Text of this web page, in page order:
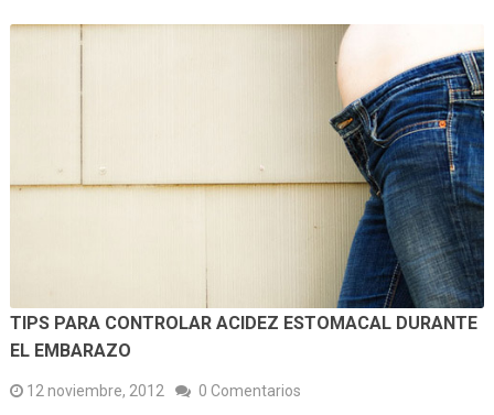
TIPS PARA CONTROLAR ACIDEZ ESTOMACAL DURANTE
EL EMBARAZO
12 noviembre, 2012 0 Comentarios